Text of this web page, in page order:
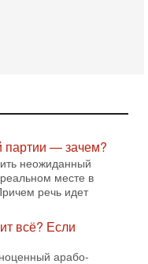
Биньямина
По
партии — зачем?
неожиданный
месте в
речь идет
всё? Если
арабо-